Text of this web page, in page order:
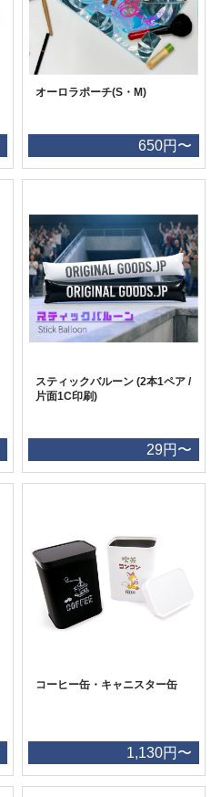
オーロラポーチ(S・M)
650円〜
スティックバルーン (2本1ペア /
片面1C印刷)
29円〜
コーヒー缶・キャニスター缶
1,130円〜